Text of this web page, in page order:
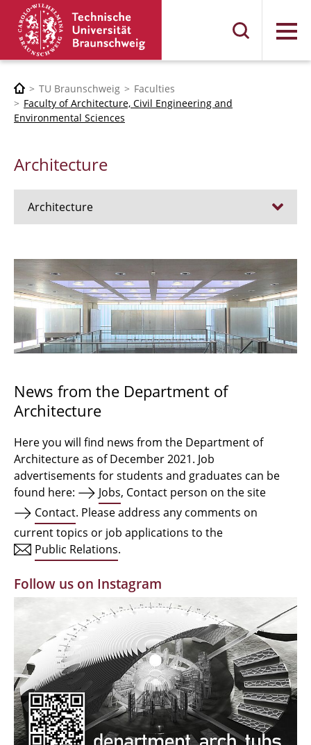
Menu
TU Braunschweig
Faculties
Faculty of Architecture, Civil Engineering and
Environmental Sciences
Architecture
Architecture
Admission procedure 2024
Bachelor Architecture
Bachelor Architecture+
Qualification profile
Semester Programme
Internationales
Facilities
Alumni | cloud club
Documents and Downloads
News from the Department of
Architecture
Here you will find news from the Department of
Architecture as of December 2021. Job
advertisements for students and graduates can be
found here:
Jobs, Contact person on the site
Contact. Please address any comments on
current topics or job applications to the
Public Relations.
Follow us on Instagram